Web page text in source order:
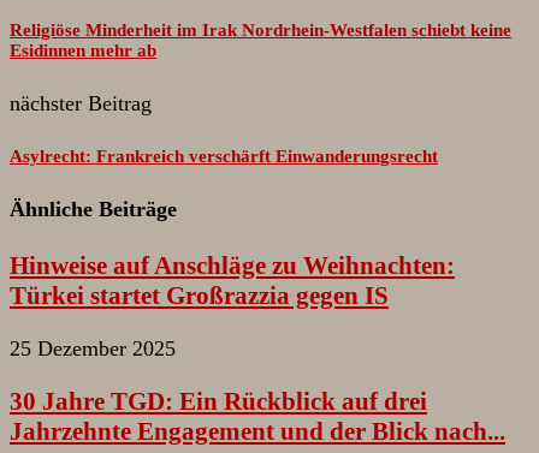
Religiöse Minderheit im Irak Nordrhein-Westfalen schiebt keine
Esidinnen mehr ab
nächster Beitrag
Asylrecht: Frankreich verschärft Einwanderungsrecht
Ähnliche Beiträge
Hinweise auf Anschläge zu Weihnachten:
Türkei startet Großrazzia gegen IS
25 Dezember 2025
30 Jahre TGD: Ein Rückblick auf drei
Jahrzehnte Engagement und der Blick nach...